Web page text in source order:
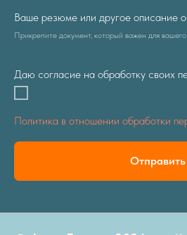
Ваше резюме или другое описание
Прикрепите документ, который важен для
Даю согласие на обработку своих
Политика в отношении обработки
Отправить